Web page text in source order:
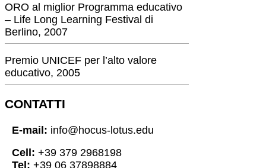
ORO al miglior Programma educativo
– Life Long Learning Festival di
Berlino, 2007
Premio UNICEF per l’alto valore
educativo, 2005
CONTATTI
E-mail: info@hocus-lotus.edu
Cell: +39 379 2968198
Tel: +39 06 37898884